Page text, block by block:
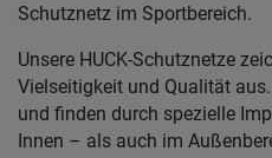
Schutznetz im Sportbereich.
Unsere HUCK-Schutznetze
Vielseitigkeit und Qualität
und finden durch spezielle
Innen – als auch im